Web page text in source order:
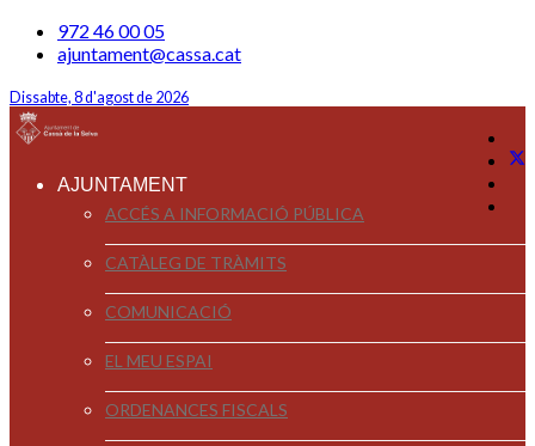
972 46 00 05
ajuntament@cassa.cat
Dissabte, 8 d'agost de 2026
AJUNTAMENT
ACCÉS A INFORMACIÓ PÚBLICA
CATÀLEG DE TRÀMITS
COMUNICACIÓ
EL MEU ESPAI
ORDENANCES FISCALS